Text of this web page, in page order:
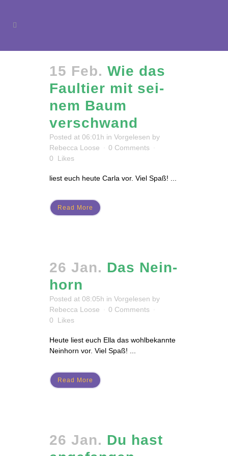
15 Feb. Wie das
Faul­tier mit sei­
nem Baum
verschwand
Posted at 06:01h in Vorgelesen by
Rebecca Loose
0 Comments
0
Likes
liest euch heute Carla vor. Viel Spaß! ...
Read More
26 Jan. Das Nein­
horn
Posted at 08:05h in Vorgelesen by
Rebecca Loose
0 Comments
0
Likes
Heute liest euch Ella das wohlbekannte
Neinhorn vor. Viel Spaß! ...
Read More
26 Jan. Du hast